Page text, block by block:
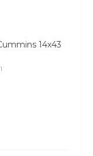
14х43